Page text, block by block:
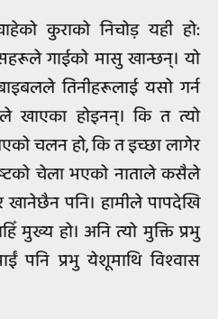
कुराको निचोड़ यही हो:
गाईको मासु खान्छन्। यो
तिनीहरूलाई यसो गर्न
खाएका होइनन्। कि त त्यो
चलन हो, कि त इच्छा लागेर
चेला भएको नाताले कसैले
पनि। हामीले पापदेखि
मुख्य हो। अनि त्यो मुक्ति प्रभु
पनि प्रभु येशूमाथि विश्‍वास